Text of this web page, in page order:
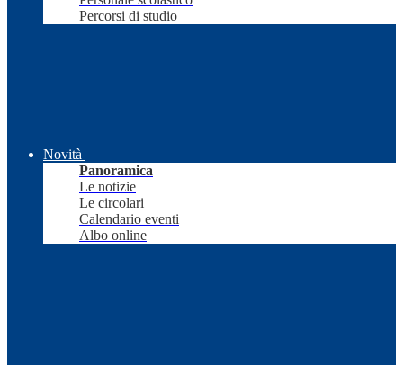
Percorsi di studio
Novità
Panoramica
Le notizie
Le circolari
Calendario eventi
Albo online